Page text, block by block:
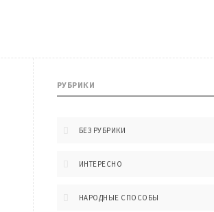
РУБРИКИ
БЕЗ РУБРИКИ
ИНТЕРЕСНО
НАРОДНЫЕ СПОСОБЫ